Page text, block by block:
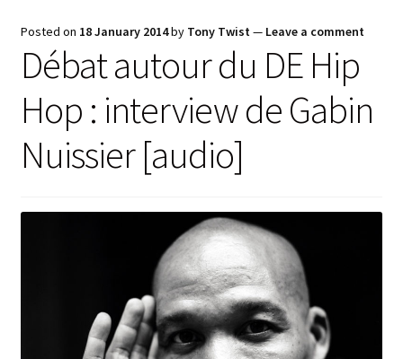
Posted on 18 January 2014by Tony Twist— Leave a comment
Débat autour du DE Hip
Hop : interview de Gabin
Nuissier [audio]